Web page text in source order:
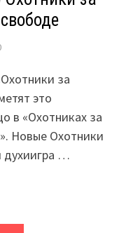
за
это
в «Охотниках за
Новые Охотники
духиигра …